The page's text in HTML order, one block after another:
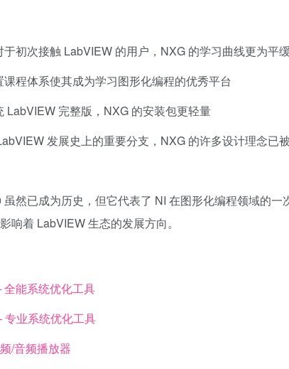
初次接触 LabVIEW 的用户，NXG 的学习曲线更为平缓
程体系使其成为学习图形化编程的优秀平台
完整版，NXG 的安装包更轻量
发展史上的重要分支，NXG 的许多设计理念已
然已成为历史，但它代表了 NI 在图形化编程领域的
响着 LabVIEW 生态的发展方向。
能系统优化工具
业系统优化工具
/音频播放器